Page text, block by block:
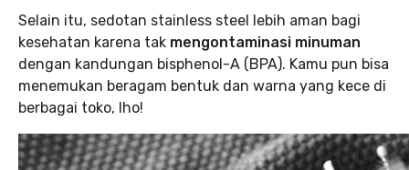
Selain itu, sedotan stainless steel lebih aman bagi
kesehatan karena tak mengontaminasi minuman
dengan kandungan bisphenol-A (BPA). Kamu pun bisa
menemukan beragam bentuk dan warna yang kece di
berbagai toko, lho!